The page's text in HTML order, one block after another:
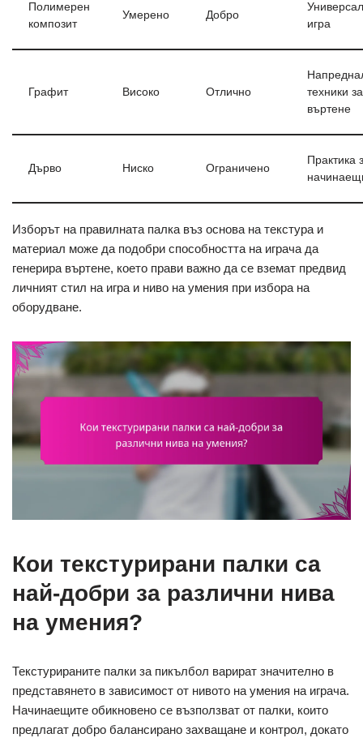
Полимерен
композит
Умерено Добро
игра
Графит Високо Отлично
техники за
въртене
Дърво Ниско Ограничено
Практика
Изборът на правилната палка въз основа на текстура и
материал може да подобри способността на играча да
генерира въртене, което прави важно да се вземат предвид
личният стил на игра и ниво на умения при избора на
оборудване.
Кои текстурирани палки са
най-добри за различни нива
на умения?
Текстурираните палки за пикълбол варират значително в
представянето в зависимост от нивото на умения на играча.
Начинаещите обикновено се възползват от палки, които
предлагат добро балансирано захващане и контрол, докато